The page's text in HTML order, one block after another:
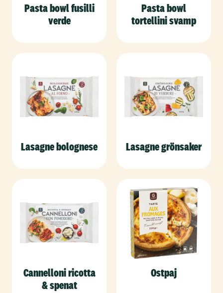
Pasta bowl fusilli
verde
Pasta bowl
tortellini svamp
Lasagne bolognese Lasagne grönsaker
Cannelloni ricotta
& spenat
Ostpaj